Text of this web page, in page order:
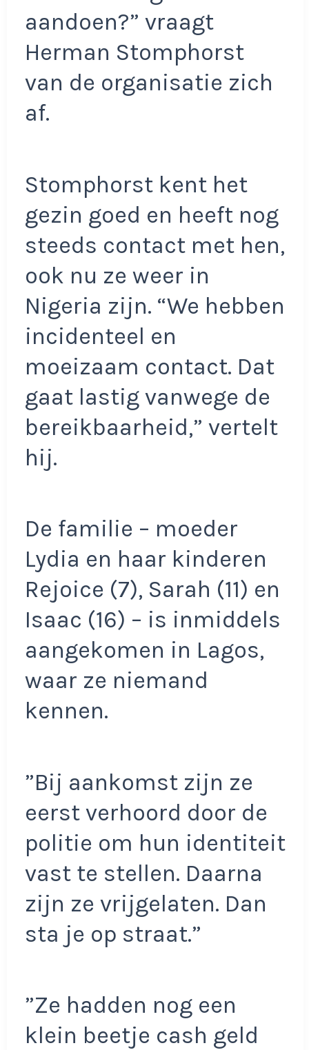
aandoen?” vraagt
Herman Stomphorst
van de organisatie zich
af.
Stomphorst kent het
gezin goed en heeft nog
steeds contact met hen,
ook nu ze weer in
Nigeria zijn. “We hebben
incidenteel en
moeizaam contact. Dat
gaat lastig vanwege de
bereikbaarheid,” vertelt
hij.
De familie – moeder
Lydia en haar kinderen
Rejoice (7), Sarah (11) en
Isaac (16) – is inmiddels
aangekomen in Lagos,
waar ze niemand
kennen.
”Bij aankomst zijn ze
eerst verhoord door de
politie om hun identiteit
vast te stellen. Daarna
zijn ze vrijgelaten. Dan
sta je op straat.”
”Ze hadden nog een
klein beetje cash geld